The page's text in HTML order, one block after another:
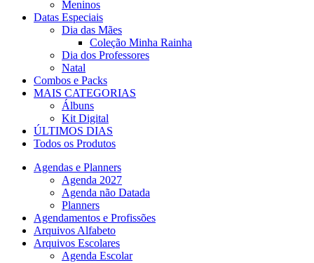
Meninos
Datas Especiais
Dia das Mães
Coleção Minha Rainha
Dia dos Professores
Natal
Combos e Packs
MAIS CATEGORIAS
Álbuns
Kit Digital
ÚLTIMOS DIAS
Todos os Produtos
Agendas e Planners
Agenda 2027
Agenda não Datada
Planners
Agendamentos e Profissões
Arquivos Alfabeto
Arquivos Escolares
Agenda Escolar